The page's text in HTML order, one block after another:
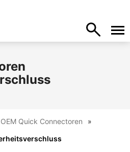
OEM Quick Connectoren